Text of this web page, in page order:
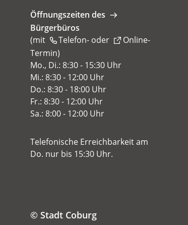
Öffnungszeiten des
Bürgerbüros
(mit
Telefon- oder
Online-
Termin
(Öffnet
in
einem
neuen
Tab)
)
Mo., Di.: 8:30 - 15:30 Uhr
Mi.: 8:30 - 12:00 Uhr
Do.: 8:30 - 18:00 Uhr
Fr.: 8:30 - 12:00 Uhr
Sa.: 8:00 - 12:00 Uhr
Telefonische Erreichbarkeit am
Do. nur bis 15:30 Uhr.
© Stadt Coburg